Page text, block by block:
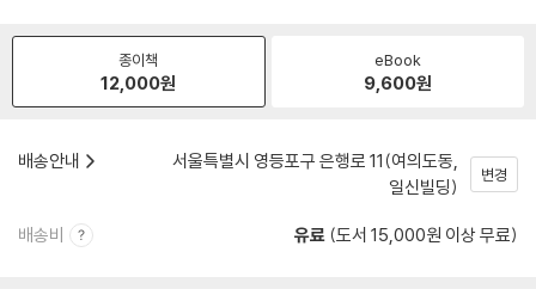
종이책
12,000원
eBook
9,600원
배송안내
서울특별시 영등포구 은행로 11(여의도동,
일신빌딩)
변경
배송비 유료 (도서 15,000원 이상 무료)